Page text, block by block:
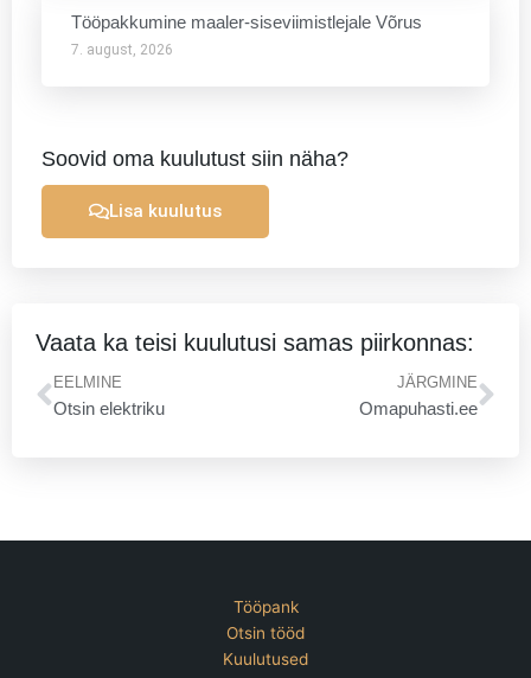
Tööpakkumine maaler-siseviimistlejale Võrus
7. august, 2026
Soovid oma kuulutust siin näha?
Lisa kuulutus
Vaata ka teisi kuulutusi samas piirkonnas:
Prev
EELMINE
Otsin elektriku
JÄRGMINE
Omapuhasti.ee
Tööpank
Otsin tööd
Kuulutused